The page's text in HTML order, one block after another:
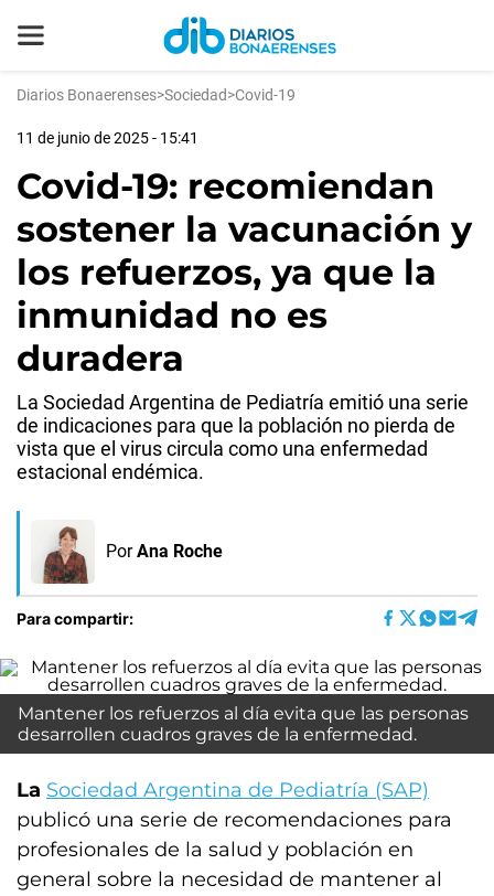
Diarios Bonaerenses>Sociedad>Covid-19
11 de junio de 2025 - 15:41
Covid-19: recomiendan
sostener la vacunación y
los refuerzos, ya que la
inmunidad no es
duradera
La Sociedad Argentina de Pediatría emitió una serie
de indicaciones para que la población no pierda de
vista que el virus circula como una enfermedad
estacional endémica.
Por Ana Roche
Para compartir:
Mantener los refuerzos al día evita que las personas
desarrollen cuadros graves de la enfermedad.
La Sociedad Argentina de Pediatría (SAP)
publicó una serie de recomendaciones para
profesionales de la salud y población en
general sobre la necesidad de mantener al